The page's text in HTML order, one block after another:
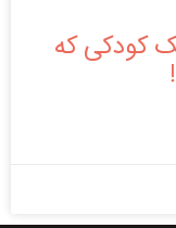
کودکی که